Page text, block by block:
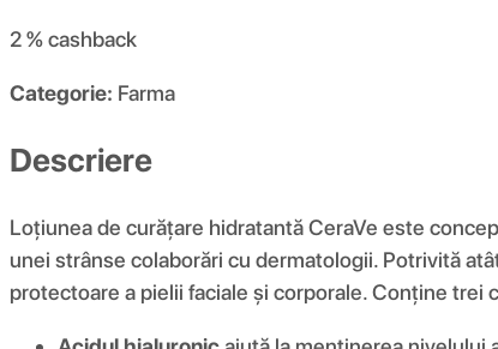
2 %cashback
Categorie: Farma
Descriere
Loțiunea de curățare hidratantă CeraVe este
unei strânse colaborări cu dermatologii. Potrivită
protectoare a pielii faciale și corporale. Conține